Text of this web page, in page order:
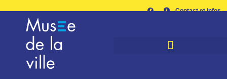
Contact et infos